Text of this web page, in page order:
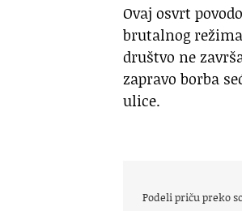
Ovaj osvrt
brutalnog
društvo ne
zapravo borba
ulice.
Podeli priču preko